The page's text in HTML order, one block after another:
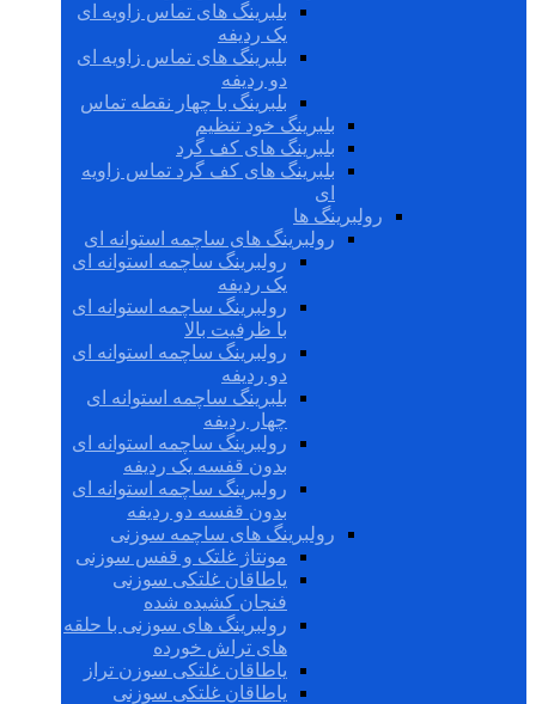
بلبرینگ های تماس زاویه ای
یک ردیفه
بلبرینگ های تماس زاویه ای
دو ردیفه
بلبرینگ با چهار نقطه تماس
بلبرینگ خود تنظیم
بلبرینگ های کف گرد
بلبرینگ های کف گرد تماس زاویه
ای
رولبرینگ ها
رولبرینگ های ساچمه استوانه ای
رولبرینگ ساچمه استوانه ای
یک ردیفه
رولبرینگ ساچمه استوانه ای
با ظرفیت بالا
رولبرینگ ساچمه استوانه ای
دو ردیفه
بلبرینگ ساچمه استوانه ای
چهار ردیفه
رولبرینگ ساچمه استوانه ای
بدون قفسه یک ردیفه
رولبرینگ ساچمه استوانه ای
بدون قفسه دو ردیفه
رولبرینگ های ساچمه سوزنی
مونتاژ غلتک و قفس سوزنی
یاطاقان غلتکی سوزنی
فنجان کشیده شده
رولبرینگ های سوزنی با حلقه
های تراش خورده
یاطاقان غلتکی سوزن تراز
یاطاقان غلتکی سوزنی